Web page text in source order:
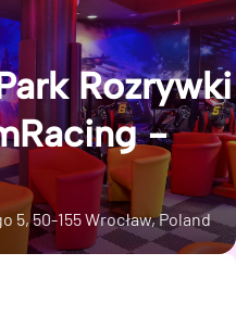
Rozrywki
-
5, 50-155 Wrocław, Poland